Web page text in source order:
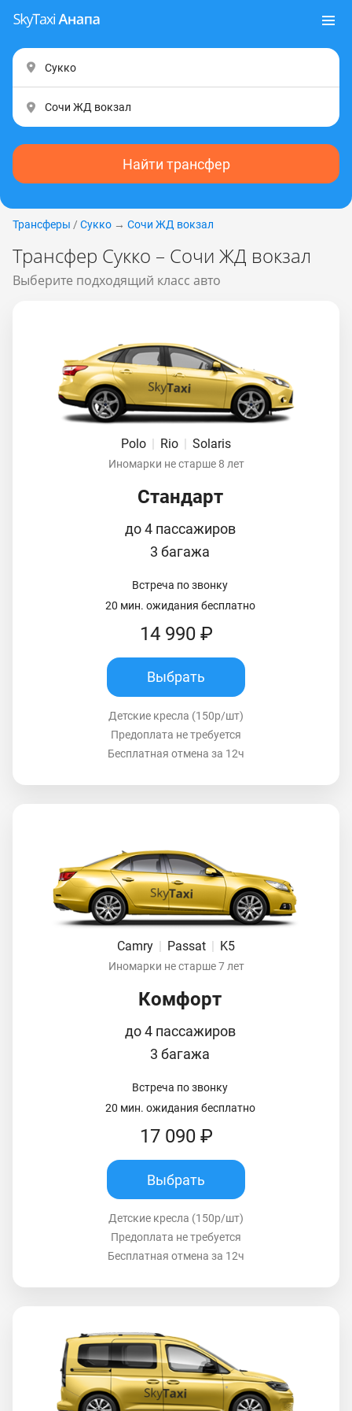
Найти трансфер
Трансферы / Сукко → Сочи ЖД вокзал
Трансфер Сукко – Сочи ЖД вокзал
Выберите подходящий класс авто
Polo | Rio | Solaris
Иномарки не старше 8 лет
Стандарт
до 4 пассажиров
3 багажа
Встреча по звонку
20 мин. ожидания бесплатно
14 990 ₽
Выбрать
Детские кресла (150р/шт)
Предоплата не требуется
Бесплатная отмена за 12ч
Camry Passat K5
Иномарки не старше 7 лет
Комфорт
до 4 пассажиров
3 багажа
Встреча по звонку
20 мин. ожидания бесплатно
17 090 ₽
Выбрать
Детские кресла (150р/шт)
Предоплата не требуется
Бесплатная отмена за 12ч